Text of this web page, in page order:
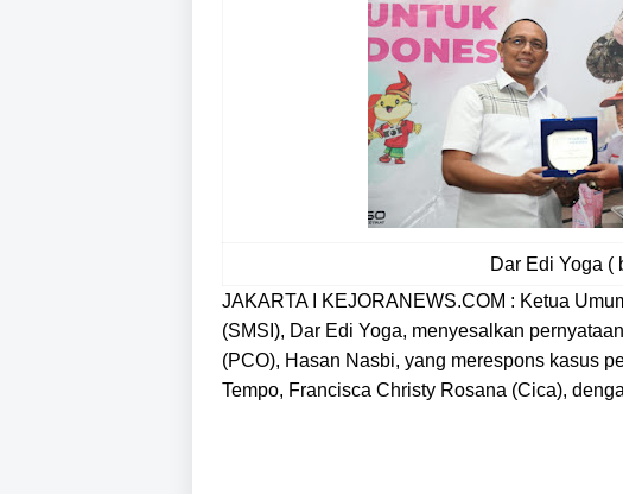
Dar Edi Yoga (
JAKARTA I KEJORANEWS.COM : Ketua
(SMSI), Dar Edi Yoga, menyesalkan
(PCO), Hasan Nasbi, yang merespons kasus
Tempo, Francisca Christy Rosana (Cica),